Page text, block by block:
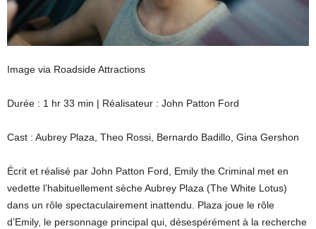
Image via Roadside Attractions
Durée : 1 hr 33 min | Réalisateur : John Patton Ford
Cast : Aubrey Plaza, Theo Rossi, Bernardo Badillo, Gina Gershon
Écrit et réalisé par John Patton Ford, Emily the Criminal met en
vedette l’habituellement sèche Aubrey Plaza (The White Lotus)
dans un rôle spectaculairement inattendu. Plaza joue le rôle
d’Emily, le personnage principal qui, désespérément à la recherche